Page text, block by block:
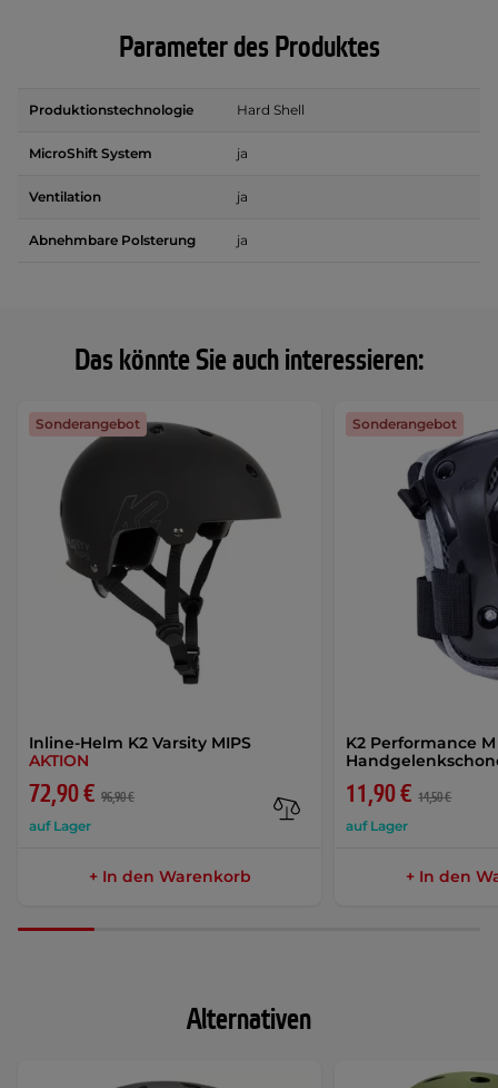
Das könnte Sie auch interessieren:
Inline-Helm K2 Varsity MIPS
AKTION
72,90 € 96,90 €
auf Lager
Sonderangebot
+ In den Warenkorb
K2 Performance
11,90 € 14,50 €
auf Lager
Sonderangebot
+ In den
Parameter des Produktes
Produktionstechnologie Hard Shell
MicroShift System ja
Ventilation ja
Abnehmbare Polsterung ja
Alternativen